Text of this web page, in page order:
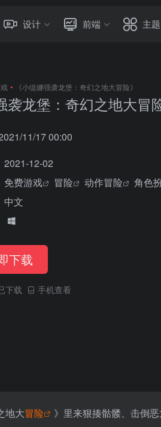
设计 前端 主题
• 《小缇娜强袭龙堡：奇幻之地大冒险》
袭龙堡：奇幻之地大冒
11/17 00:00
2021-12-02
免费游戏 冒险 动作冒险
角色
中文
下载
下载 手机查看
地大冒险 》里来狠揍骷髅、击倒